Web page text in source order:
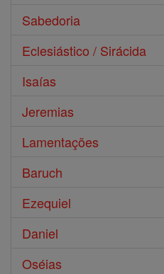
Sabedoria
Eclesiástico / Sirácida
Isaías
Jeremias
Lamentações
Baruch
Ezequiel
Daniel
Oséias